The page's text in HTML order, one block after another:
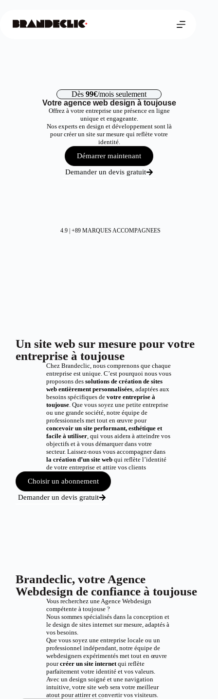
Dès 99€/mois seulement
Votre agence web design à toujouse
Offrez à votre entreprise une présence en ligne
unique et engageante.
Nos experts en design et développement sont là
pour créer un site sur mesure qui reflète votre
identité.
Démarrer maintenant
Demander un devis gratuit
4.9 | +89 MARQUES ACCOMPAGNEES
Un site web sur mesure pour votre
entreprise à toujouse
Chez Brandeclic, nous comprenons que chaque
entreprise est unique. C’est pourquoi nous vous
proposons des solutions de création de sites
web entièrement personnalisées, adaptées aux
besoins spécifiques de votre entreprise à
toujouse. Que vous soyez une petite entreprise
ou une grande société, notre équipe de
professionnels met tout en œuvre pour
concevoir un site performant, esthétique et
facile à utiliser, qui vous aidera à atteindre vos
objectifs et à vous démarquer dans votre
secteur. Laissez-nous vous accompagner dans
la création d’un site webqui reflète l’identité
de votre entreprise et attire vos clients
Choisir un abonnement
Demander un devis gratuit
Brandeclic, votre Agence
Webdesign de confiance à toujouse
Vous recherchez une Agence Webdesign
compétente à toujouse ?
Nous sommes spécialisés dans la conception et
le design de sites internet sur mesure, adaptés à
vos besoins.
Que vous soyez une entreprise locale ou un
professionnel indépendant, notre équipe de
webdesigners expérimentés met tout en œuvre
pourcréer un site internetqui reflète
parfaitement votre identité et vos valeurs.
Avec un design soigné et une navigation
intuitive, votre site web sera votre meilleur
atout pour attirer et convertir vos visiteurs.